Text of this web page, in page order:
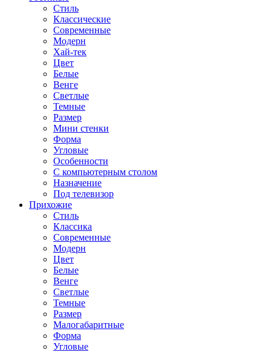
Стиль
Классические
Современные
Модерн
Хай-тек
Цвет
Белые
Венге
Светлые
Темные
Размер
Мини стенки
Форма
Угловые
Особенности
С компьютерным столом
Назначение
Под телевизор
Прихожие
Стиль
Классика
Современные
Модерн
Цвет
Белые
Венге
Светлые
Темные
Размер
Малогабаритные
Форма
Угловые